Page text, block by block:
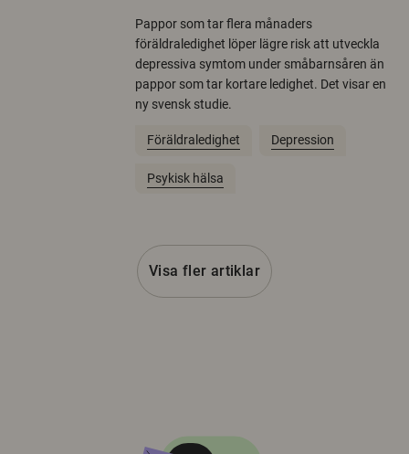
Pappor som tar flera månaders
föräldraledighet löper lägre risk att utveckla
depressiva symtom under småbarnsåren än
pappor som tar kortare ledighet. Det visar en
ny svensk studie.
Föräldraledighet Depression
Psykisk hälsa
Visa fler artiklar